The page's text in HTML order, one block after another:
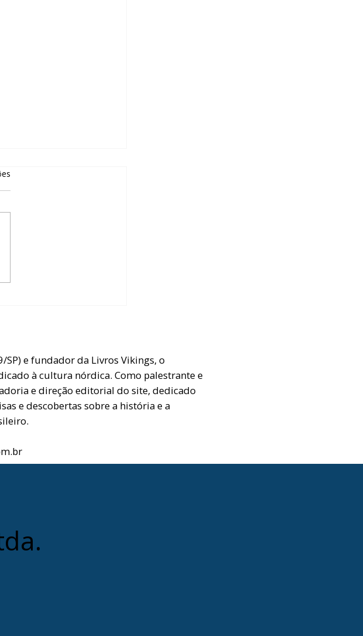
e fundador da Livros Vikings, o
à cultura nórdica. Como palestrante e
e direção editorial do site, dedicado
e descobertas sobre a história e a